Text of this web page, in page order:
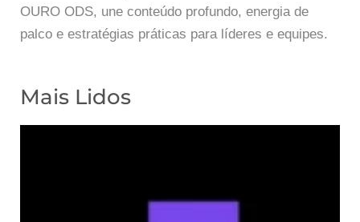
OURO ODS, une conteúdo profundo, energia de
palco e estratégias práticas para líderes e equipes.
Mais Lidos